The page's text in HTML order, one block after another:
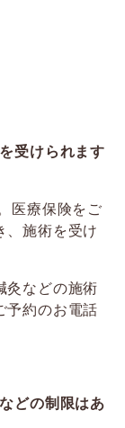
受けられます
医療保険をご
、施術を受け
灸などの施術
予約のお電話
どの制限はあ